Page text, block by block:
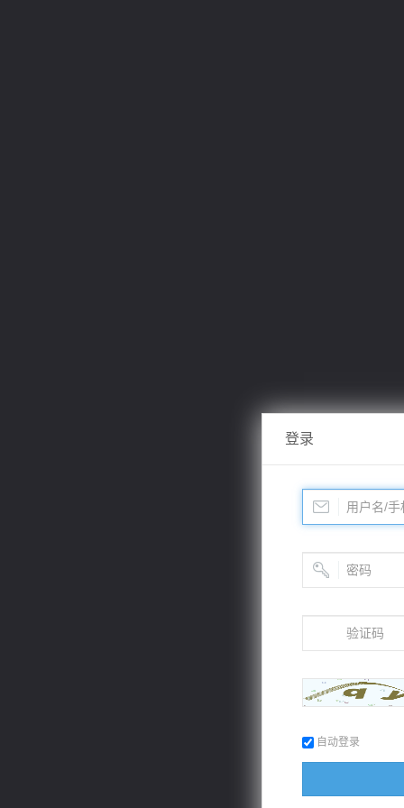
登录
自动登录